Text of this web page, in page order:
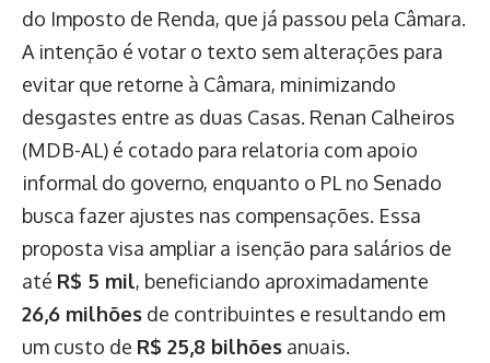
do Imposto de Renda, que já passou pela Câmara.
A intenção é votar o texto sem alterações para
evitar que retorne à Câmara, minimizando
desgastes entre as duas Casas. Renan Calheiros
(MDB-AL) é cotado para relatoria com apoio
informal do governo, enquanto o PL no Senado
busca fazer ajustes nas compensações. Essa
proposta visa ampliar a isenção para salários de
até R$ 5 mil, beneficiando aproximadamente
26,6 milhões de contribuintes e resultando em
um custo de R$ 25,8 bilhões anuais.